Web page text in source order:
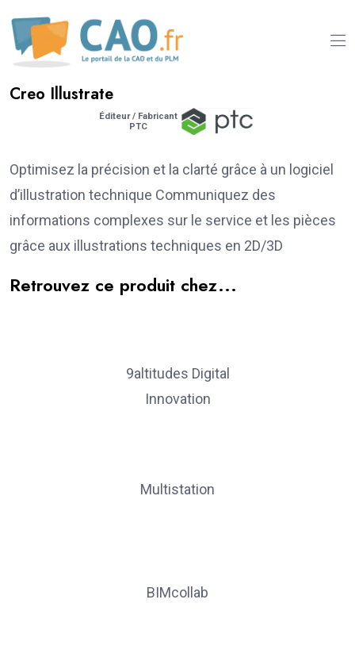
Creo Illustrate
Éditeur / Fabricant
PTC
Optimisez la précision et la clarté grâce à un logiciel
d’illustration technique Communiquez des
informations complexes sur le service et les pièces
grâce aux illustrations techniques en 2D/3D
Retrouvez ce produit chez...
9altitudes Digital
Innovation
Multistation
BIMcollab